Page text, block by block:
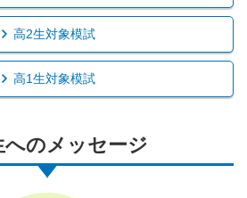
高2生対象模試
高1生対象模試
へのメッセージ